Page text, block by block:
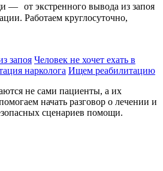
— от экстренного вывода из запоя
Работаем круглосуточно,
запоя Человек не хочет ехать в
нарколога Ищем реабилитацию
не сами пациенты, а их
начать разговор о лечении и
сценариев помощи.